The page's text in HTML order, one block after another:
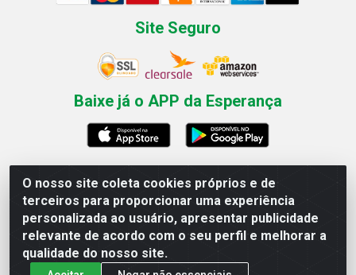
O nosso site coleta cookies próprios e de
terceiros para proporcionar uma experiência
personalizada ao usuário, apresentar publicidade
relevante de acordo com o seu perfil e melhorar a
qualidade do nosso site.
Site Seguro
Baixe já o APP da Esperança
Esperança Nordeste - Rua Professor Caldas Filho, 291 -
Estância - Recife / PE CEP: 50771-335 - CNPJ
03.666.136/0001-23